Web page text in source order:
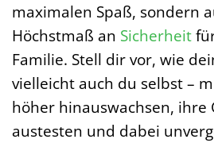
maximalen Spaß, sondern
Höchstmaß an Sicherheit
Familie. Stell dir vor, wie
vielleicht auch du selbst –
höher hinauswachsen, ihre
austesten und dabei